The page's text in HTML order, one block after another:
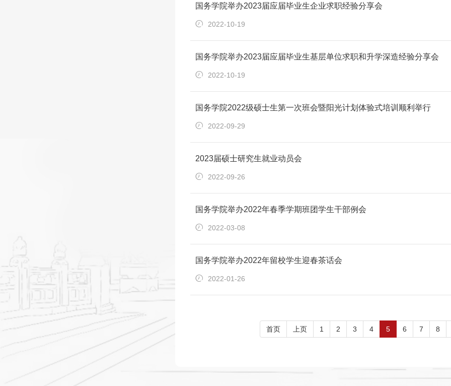
国务学院举办2023届应届毕业生企业求职经验分享会
2022-10-19
国务学院举办2023届应届毕业生基层单位求职和升学深造经验分享会
2022-10-19
国务学院2022级硕士生第一次班会暨阳光计划体验式培训顺利举行
2022-09-29
2023届硕士研究生就业动员会
2022-09-26
国务学院举办2022年春季学期班团学生干部例会
2022-03-08
国务学院举办2022年留校学生迎春茶话会
2022-01-26
首页 上页 1 2 3 4 5 6 7 8